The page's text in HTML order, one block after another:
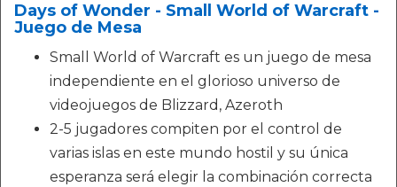
Days of Wonder - Small World of Warcraft -
Juego de Mesa
Small World of Warcraft es un juego de mesa
independiente en el glorioso universo de
videojuegos de Blizzard, Azeroth
2-5 jugadores compiten por el control de
varias islas en este mundo hostil y su única
esperanza será elegir la combinación correcta